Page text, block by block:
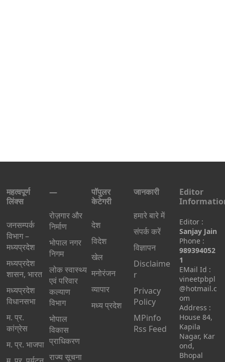
महत्वपूर्ण
लिंक्स
जनसम्पर्क
विभाग –
मध्यप्रदेश
मध्यप्रदेश
शासन, भारत
मध्‍यप्रदेश
विधानसभा
म. प्र.
कांग्रेस
म. प्र. भाजपा
—
रोज़गार और
निर्माण
भोपाल नगर
निगम
लोक स्वास्थ्य
एवं परिवार
कल्याण
विभाग
भोपाल
विकास
प्राधिकरण
राज्य सूचना
पॉपुलर
केटेगरी
देश
विदेश
खेल
मनोरंजन
व्यापार
मध्य प्रदेश
जानकारी
हमारे बारे में
संपर्क करें
विज्ञापन
Disclaime
r
Privacy
Policy
MPinfo
Rss Feed
Editor
Editor :
Sanjay Jain
Phone :
989394052
1
EMail Id :
vineetpbpl
@hotmail.c
om
Address :
House 84,
Kapila
Nagar, Kar
ond,
Bhopal